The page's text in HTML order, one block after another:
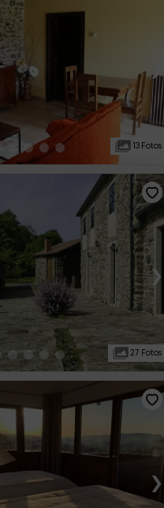
›
13 Fotos
›
27 Fotos
›